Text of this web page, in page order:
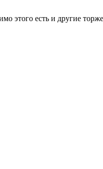
этого есть и другие